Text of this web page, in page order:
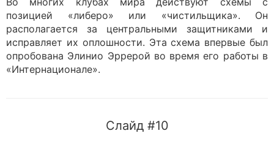
позицией «либеро» или «чистильщика». Он
располагается за центральными защитниками и
исправляет их оплошности. Эта схема впервые был
опробована Элинио Эррерой во время его работы в
«Интернационале».
Слайд #10